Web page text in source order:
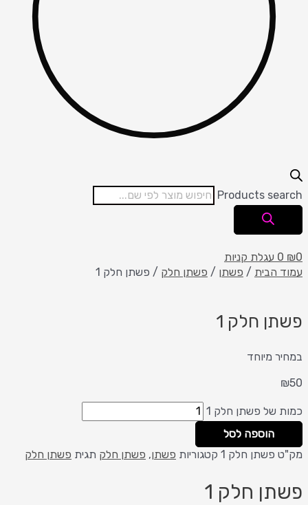
Products search
₪0
0 עגלת קניות
עמוד הבית / פשתן / פשתן חלק / פשתן חלק 1
פשתן חלק 1
במחיר מיוחד
₪50
כמות של פשתן חלק 1
הוספה לסל
מק"ט פשתן חלק 1 קטגוריות פשתן, פשתן חלק תגית פשתן חלק
פשתן חלק 1